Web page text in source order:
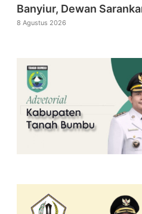
Banyiur, Dewan
8 Agustus 2026